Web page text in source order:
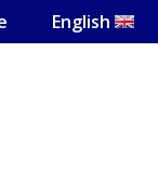
English